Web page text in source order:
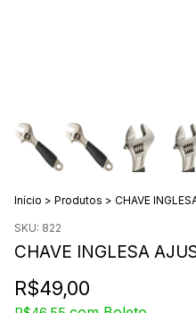
Início > Produtos > CHAVE
SKU: 822
CHAVE INGLESA
R$49,00